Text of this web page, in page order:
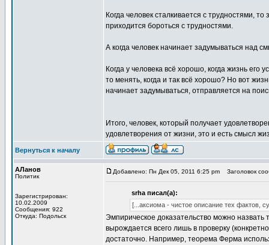
Когда человек сталкивается с трудностями,
приходится бороться с трудностями.
А когда человек начинает задумываться над
Когда у человека всё хорошо, когда жизнь
то менять, когда и так всё хорошо? Но вот
начинает задумываться, отправляется на
Итого, человек, который получает
удовлетворения от жизни, это и есть смысл
Вернуться к началу
АЛанов
Политик
Зарегистрирован:
10.02.2009
Сообщения: 922
Откуда: Подольск
Добавлено: Пн Дек 05, 2011 6:25 pm Заголовок
srha писал(а):
[...аксиома - чистое описание тех фактов,
Эмпирическое доказательство можно
вырождается всего лишь в проверку
достаточно. Например, теорема Ферма